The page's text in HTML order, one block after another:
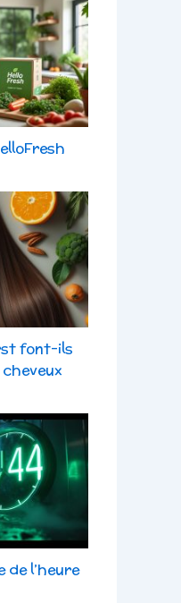
font-ils
de l’heure